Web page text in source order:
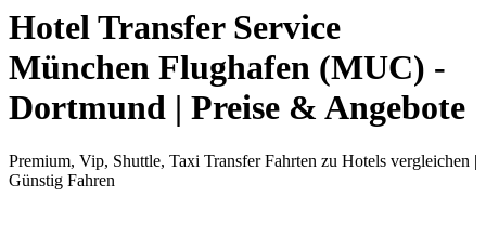
Hotel Transfer Service
München Flughafen (MUC) -
Dortmund | Preise & Angebote
Premium, Vip, Shuttle, Taxi Transfer Fahrten zu Hotels vergleichen |
Günstig Fahren